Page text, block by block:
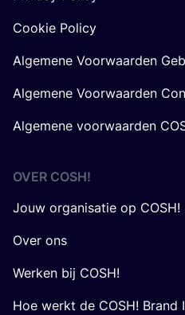
Cookie Policy
Algemene Voorwaarden
Algemene Voorwaarden
Algemene voorwaarden
OVER COSH!
Jouw organisatie op COSH!
Over ons
Werken bij COSH!
Hoe werkt de COSH! Brand